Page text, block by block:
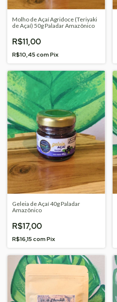
Molho de Açaí Agridoce (Teriyaki
de Açaí) 50g Paladar Amazônico
R$11,00
R$10,45comPix
Geleia de Açaí 40g Paladar
Amazônico
R$17,00
R$16,15comPix